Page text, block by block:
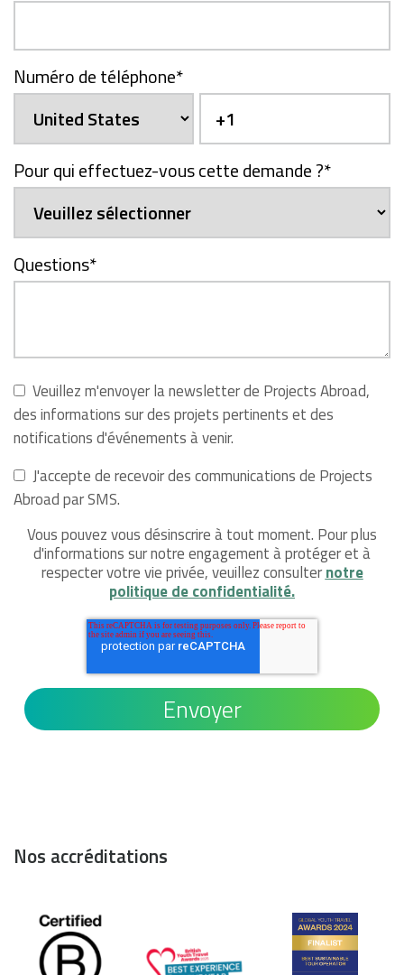
Numéro de téléphone*
Pour qui effectuez-vous cette demande ?*
Questions*
Veuillez m'envoyer la newsletter de Projects Abroad,
des informations sur des projets pertinents et des
notifications d'événements à venir.
J'accepte de recevoir des communications de Projects
Abroad par SMS.
Vous pouvez vous désinscrire à tout moment. Pour plus
d'informations sur notre engagement à protéger et à
respecter votre vie privée, veuillez consulternotre
politique de confidentialité.
Nos accréditations